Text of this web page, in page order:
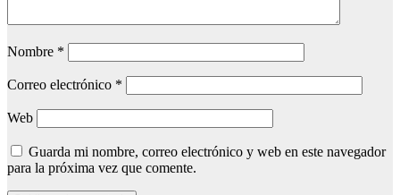
Nombre *
Correo electrónico *
Web
Guarda mi nombre, correo electrónico y web en este navegador
para la próxima vez que comente.